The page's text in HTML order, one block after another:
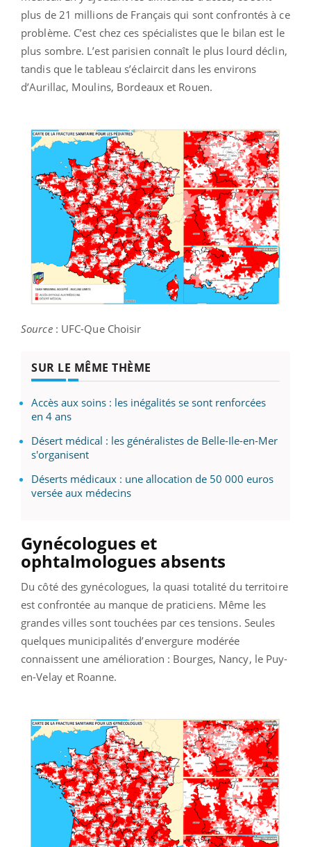
plus de 21 millions de Français qui sont confrontés à ce
problème. C’est chez ces spécialistes que le bilan est le
plus sombre. L’est parisien connaît le plus lourd déclin,
tandis que le tableau s’éclaircit dans les environs
d’Aurillac, Moulins, Bordeaux et Rouen.
Source : UFC-Que Choisir
SUR LE MÊME THÈME
Accès aux soins : les inégalités se sont renforcées
en 4 ans
Désert médical : les généralistes de Belle-Ile-en-Mer
s'organisent
Déserts médicaux : une allocation de 50 000 euros
versée aux médecins
Gynécologues et
ophtalmologues absents
Du côté des gynécologues, la quasi totalité du territoire
est confrontée au manque de praticiens. Même les
grandes villes sont touchées par ces tensions. Seules
quelques municipalités d’envergure modérée
connaissent une amélioration : Bourges, Nancy, le Puy-
en-Velay et Roanne.